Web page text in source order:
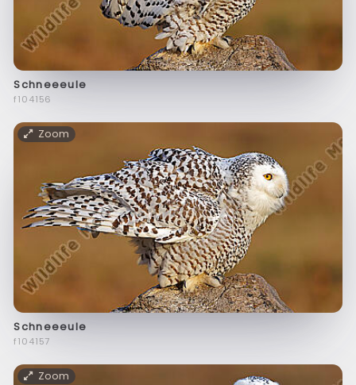
Schneeeule
f104156
Zoom
Schneeeule
f104157
Zoom